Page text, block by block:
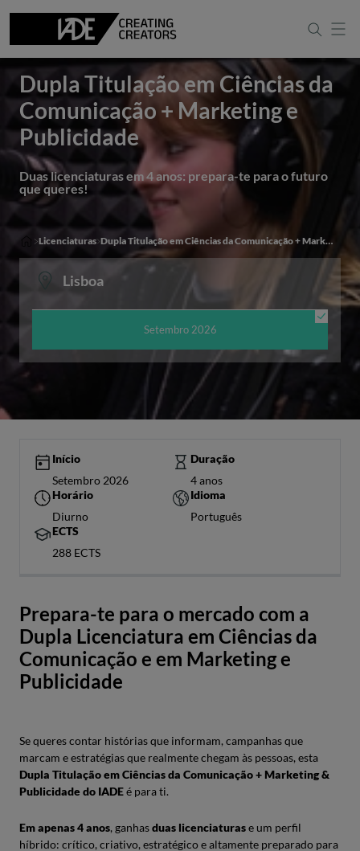
Dupla Titulação em Ciências da
Comunicação + Marketing e
Publicidade
Duas licenciaturas em 4 anos: prepara-te para o futuro
que queres!
Lisboa
Setembro 2026
Licenciaturas Dupla Titulação em Ciências da Comunicação + Marketing e Publicidade
Marketing e Publicidade
English
Apresentação
Início
Setembro 2026
Duração
4 anos
Horário
Diurno
Idioma
Português
ECTS
288 ECTS
Prepara-te para o mercado com a
Dupla Licenciatura em Ciências da
Comunicação e em Marketing e
Publicidade
Se queres contar histórias que informam, campanhas que
marcam e estratégias que realmente chegam às pessoas, esta ​
Dupla Titulação em Ciências da Comunicação + Marketing &
Publicidade do IADEé para ti.
Em apenas 4 anos, ganhas ​duas licenciaturase um perfil
híbrido: crítico, criativo, estratégico e altamente preparado para